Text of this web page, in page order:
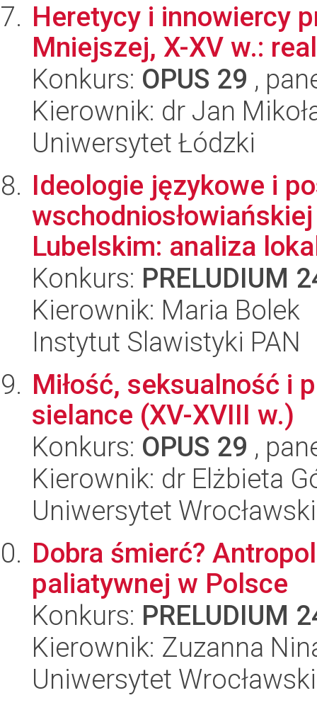
Heretycy i innowiercy
Mniejszej, X-XV w.:
Konkurs: OPUS 29 ,
Kierownik: dr Jan
Uniwersytet Łódzki
Ideologie językowe i
Lubelskim: analiza
Konkurs: PRELUDIUM
Kierownik: Maria Bolek
Instytut Slawistyki PAN
Miłość, seksualność i
sielance (XV-XVIII w.)
Konkurs: OPUS 29 ,
Kierownik: dr Elżbieta
Uniwersytet Wrocławski
Dobra śmierć?
paliatywnej w Polsce
Konkurs: PRELUDIUM
Kierownik: Zuzanna
Uniwersytet Wrocławski